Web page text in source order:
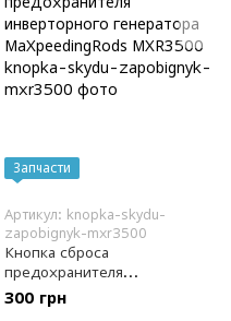
Запчасти
Артикул: knopka-skydu-
zapobignyk-mxr3500
Кнопка сброса
предохранителя
инверторного генератора
MaXpeedingRods MXR3500
300 грн